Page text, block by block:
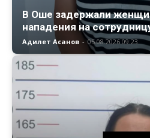
В Оше задержали
нападения на
Адилет Асанов - 05.08.2026 09:23